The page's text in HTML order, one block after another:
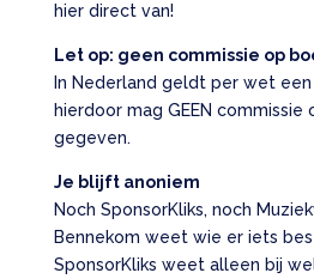
hier direct van!
Let op: geen commissie op
In Nederland geldt per wet
hierdoor mag GEEN
gegeven.
Je blijft anoniem
Noch SponsorKliks, noch
Bennekom weet wie er iets
SponsorKliks weet alleen bij